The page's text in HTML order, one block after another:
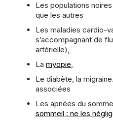
Les populations
que les autres
Les maladies cardio-
s’accompagnant de
artérielle),
La myopie,
Le diabète, la
associées
Les apnées du
sommeil : ne les